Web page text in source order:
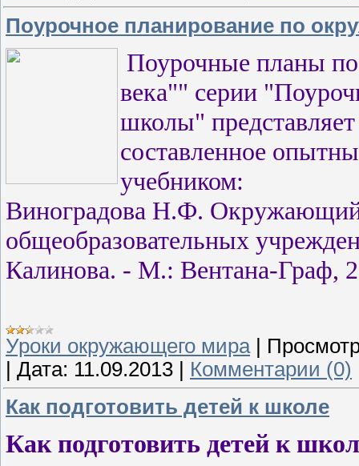
Поурочное планирование по
Поурочные планы
века"" серии
школы"
составленное
учебником:
Виноградова Н.Ф. Окружающий
общеобразовательных
Калинова. - М.: Вентана-Граф,
Уроки окружающего мира |
| Дата: 11.09.2013 | Комментарии (0)
Как подготовить детей к школе
Как подготовить детей к